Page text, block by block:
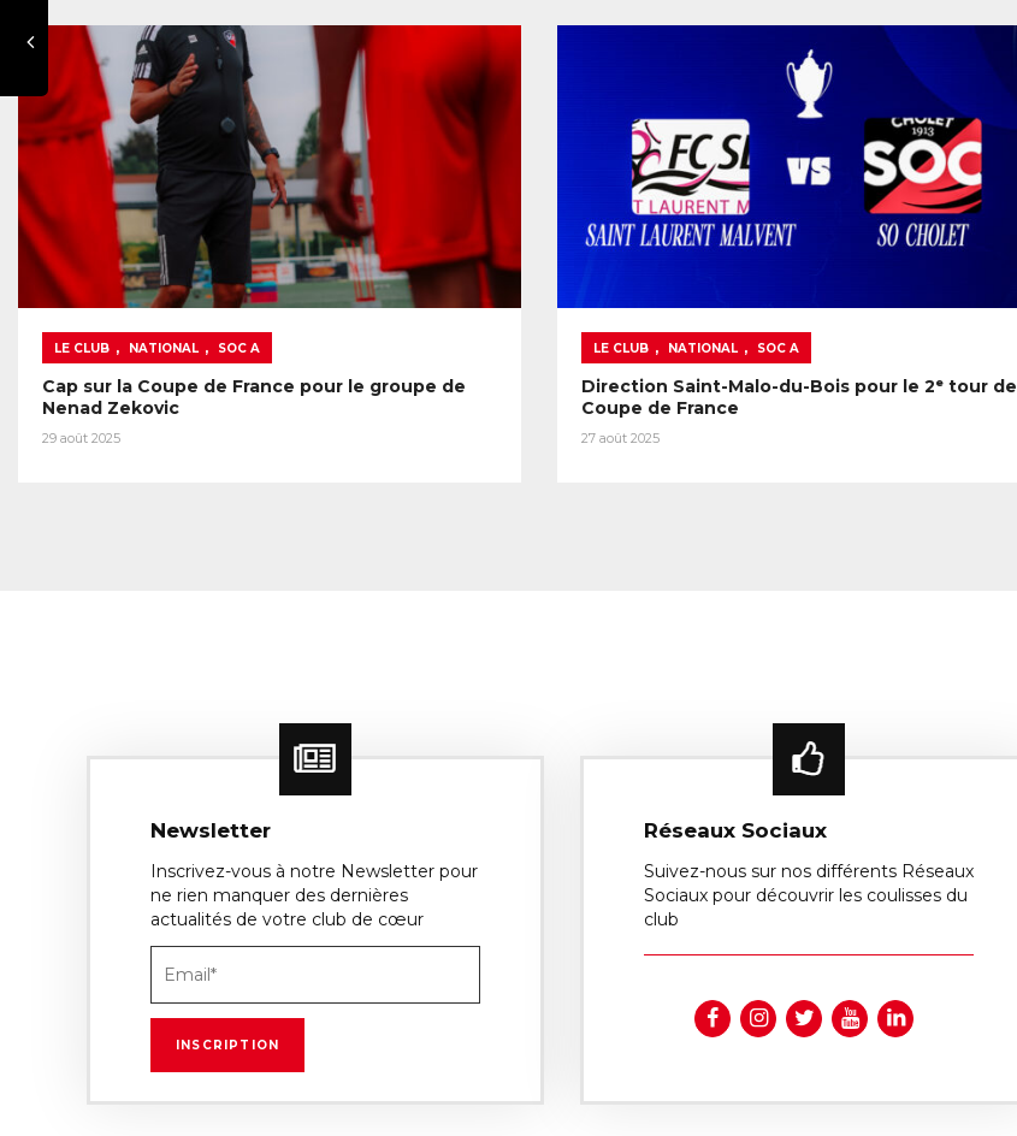
LE CLUB , NATIONAL , SOC A
Cap sur la Coupe de France pour le groupe de
Nenad Zekovic
29 août 2025
LE CLUB , NATIONAL , SOC A
Direction Saint-Malo-du-Bois pour le 2ᵉ tour de
Coupe de France
27 août 2025
Newsletter
Inscrivez-vous à notre Newsletter pour
ne rien manquer des dernières
actualités de votre club de cœur
Réseaux Sociaux
Suivez-nous sur nos différents Réseaux
Sociaux pour découvrir les coulisses du
club